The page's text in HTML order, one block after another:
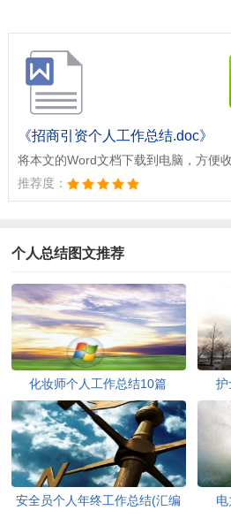
《招商引资个人工作总结.doc》
将本文的Word文档下载到电脑，方便
推荐度：
个人总结图文推荐
化妆师个人工作总结10篇 护
安全员个人年终工作总结(汇编